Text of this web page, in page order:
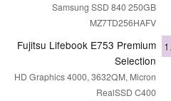
Samsung SSD 840 250GB
MZ7TD256HAFV
Fujitsu Lifebook E753 Premium
Selection
HD Graphics 4000, 3632QM, Micron
RealSSD C400